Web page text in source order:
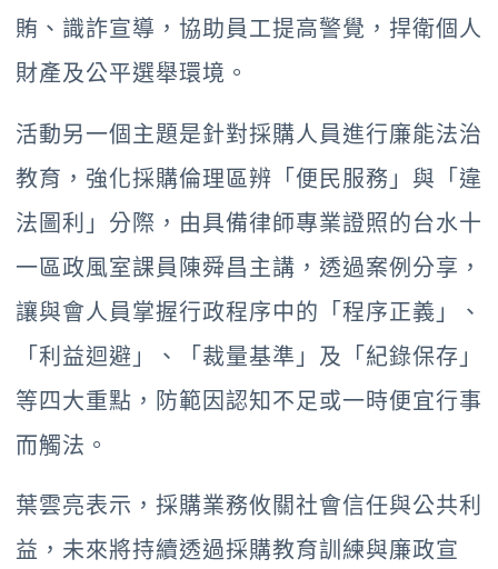
賄、識詐宣導，協助員工提高警覺，捍衛個人
財產及公平選舉環境。
活動另一個主題是針對採購人員進行廉能法治
教育，強化採購倫理區辨「便民服務」與「違
法圖利」分際，由具備律師專業證照的台水十
一區政風室課員陳舜昌主講，透過案例分享，
讓與會人員掌握行政程序中的「程序正義」、
「利益迴避」、「裁量基準」及「紀錄保存」
等四大重點，防範因認知不足或一時便宜行事
而觸法。
葉雲亮表示，採購業務攸關社會信任與公共利
益，未來將持續透過採購教育訓練與廉政宣